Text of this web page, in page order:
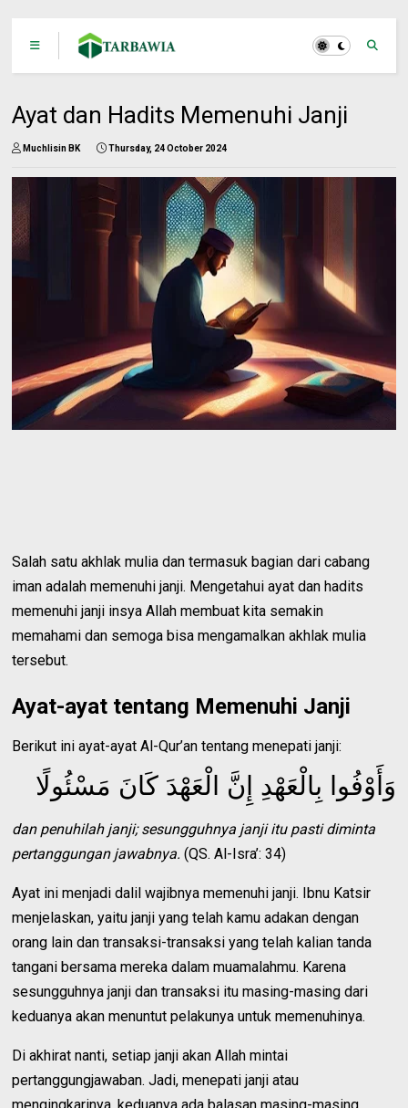
Ayat dan Hadits Memenuhi Janji
Muchlisin BK Thursday, 24 October 2024
Salah satu akhlak mulia dan termasuk bagian dari cabang
iman adalah memenuhi janji. Mengetahui ayat dan hadits
memenuhi janji insya Allah membuat kita semakin
memahami dan semoga bisa mengamalkan akhlak mulia
tersebut.
Ayat-ayat tentang Memenuhi Janji
Berikut ini ayat-ayat Al-Qur’an tentang menepati janji:
وَأَوْفُوا بِالْعَهْدِ إِنَّ الْعَهْدَ كَانَ مَسْئُولًا
dan penuhilah janji; sesungguhnya janji itu pasti diminta
pertanggungan jawabnya. (QS. Al-Isra’: 34)
Ayat ini menjadi dalil wajibnya memenuhi janji. Ibnu Katsir
menjelaskan, yaitu janji yang telah kamu adakan dengan
orang lain dan transaksi-transaksi yang telah kalian tanda
tangani bersama mereka dalam muamalahmu. Karena
sesungguhnya janji dan transaksi itu masing-masing dari
keduanya akan menuntut pelakunya untuk memenuhinya.
Di akhirat nanti, setiap janji akan Allah mintai
pertanggungjawaban. Jadi, menepati janji atau